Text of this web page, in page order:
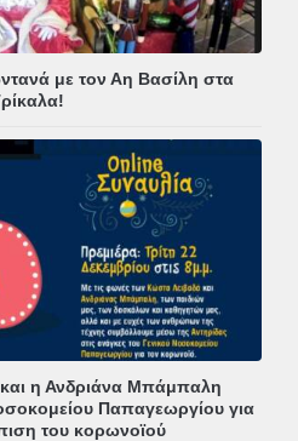
με τον Αη Βασίλη στα
η Ανδριάνα Μπάμπαλη
Παπαγεωργίου για
του κορωνοϊού